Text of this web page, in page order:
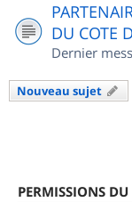
DU COTE
Dernier
Nouveau sujet
PERMISSIONS